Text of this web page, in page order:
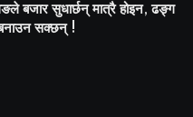
बजार सुधार्छन् मात्रै होइन, ढङ्ग
सक्छन् !